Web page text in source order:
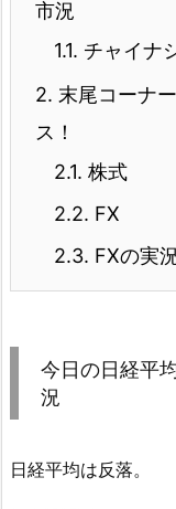
市況
1.1. チャイナ
2. 末尾コーナ
ス！
2.1. 株式
2.2. FX
2.3. FXの実
今日の日経平
況
日経平均は反落。